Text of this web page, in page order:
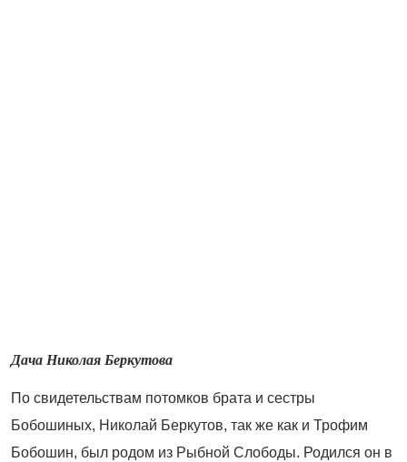
Дача Николая Беркутова
По свидетельствам потомков брата и сестры
Бобошиных, Николай Беркутов, так же как и Трофим
Бобошин, был родом из Рыбной Слободы. Родился он в